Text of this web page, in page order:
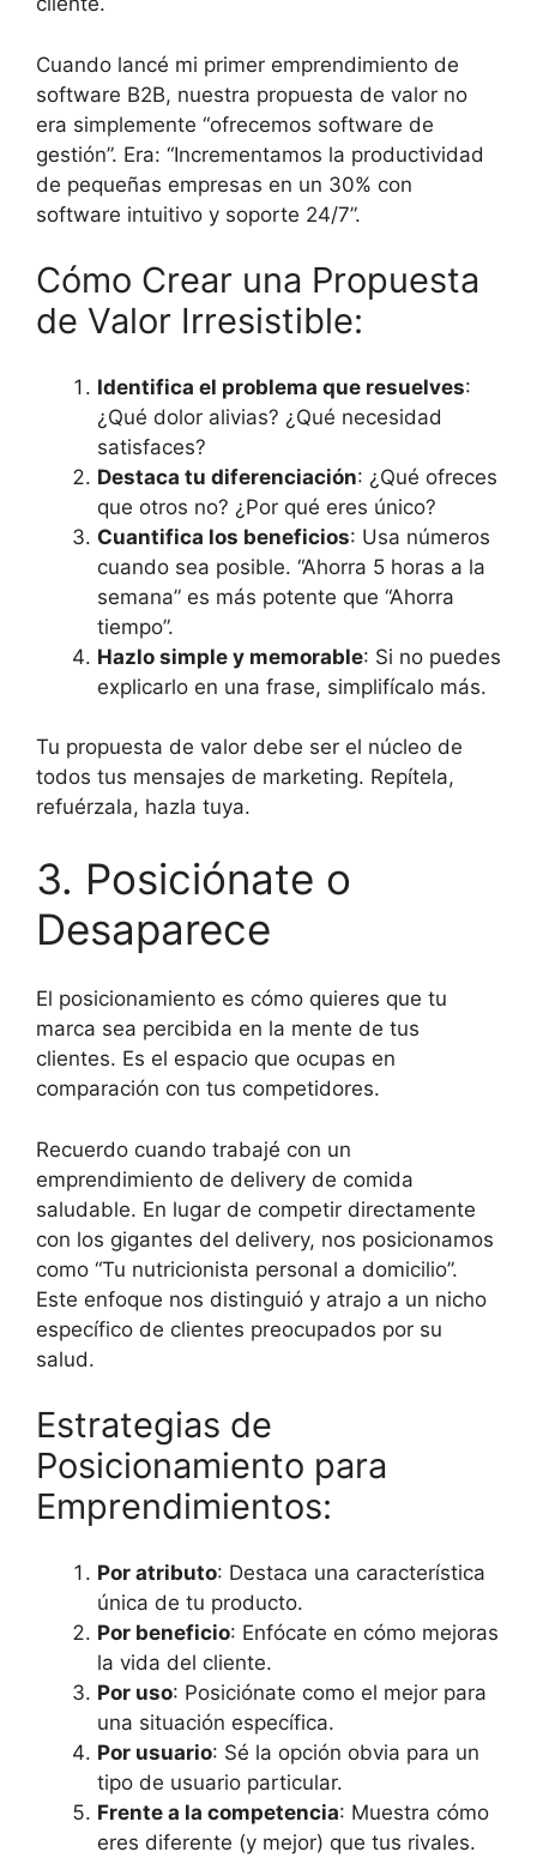
Cuando lancé mi primer emprendimiento de
software B2B, nuestra propuesta de valor no
era simplemente “ofrecemos software de
gestión”. Era: “Incrementamos la productividad
de pequeñas empresas en un 30% con
software intuitivo y soporte 24/7”.
Cómo Crear una Propuesta
de Valor Irresistible:
Identifica el problema que resuelves:
¿Qué dolor alivias? ¿Qué necesidad
satisfaces?
Destaca tu diferenciación: ¿Qué ofreces
que otros no? ¿Por qué eres único?
Cuantifica los beneficios: Usa números
cuando sea posible. “Ahorra 5 horas a la
semana” es más potente que “Ahorra
tiempo”.
Hazlo simple y memorable: Si no puedes
explicarlo en una frase, simplifícalo más.
Tu propuesta de valor debe ser el núcleo de
todos tus mensajes de marketing. Repítela,
refuérzala, hazla tuya.
3. Posiciónate o
Desaparece
El posicionamiento es cómo quieres que tu
marca sea percibida en la mente de tus
clientes. Es el espacio que ocupas en
comparación con tus competidores.
Recuerdo cuando trabajé con un
emprendimiento de delivery de comida
saludable. En lugar de competir directamente
con los gigantes del delivery, nos posicionamos
como “Tu nutricionista personal a domicilio”.
Este enfoque nos distinguió y atrajo a un nicho
específico de clientes preocupados por su
salud.
Estrategias de
Posicionamiento para
Emprendimientos:
Por atributo: Destaca una característica
única de tu producto.
Por beneficio: Enfócate en cómo mejoras
la vida del cliente.
Por uso: Posiciónate como el mejor para
una situación específica.
Por usuario: Sé la opción obvia para un
tipo de usuario particular.
Frente a la competencia: Muestra cómo
eres diferente (y mejor) que tus rivales.